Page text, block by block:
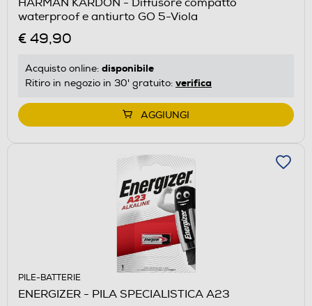
waterproof e antiurto GO 5-Viola
€ 49,90
Acquisto online: disponibile
Ritiro in negozio in 30' gratuito: verifica
AGGIUNGI
PILE-BATTERIE
ENERGIZER - PILA SPECIALISTICA A23